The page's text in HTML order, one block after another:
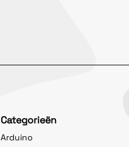
Categorieën
Arduino